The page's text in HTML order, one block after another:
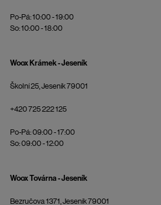
Po-Pá: 10:00 - 19:00
So: 10:00 - 18:00
Woox Krámek - Jeseník
Školní 25, Jeseník 79001
+420 725 222 125
Po-Pá: 09:00 - 17:00
So: 09:00 - 12:00
Woox Továrna - Jeseník
Bezručova 1371, Jeseník 79001